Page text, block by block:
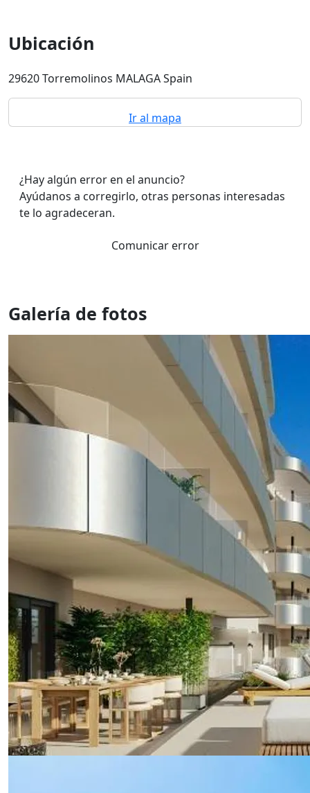
Ubicación
29620 Torremolinos MALAGA Spain
Ir al mapa
¿Hay algún error en el anuncio?
Ayúdanos a corregirlo, otras personas interesadas
te lo agradeceran.
Comunicar error
Galería de fotos